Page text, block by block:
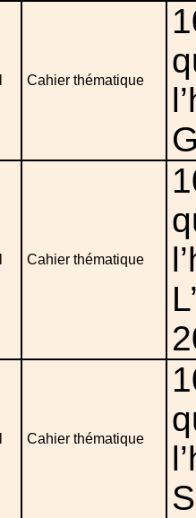
Cahier thématique
Cahier thématique
Cahier thématique